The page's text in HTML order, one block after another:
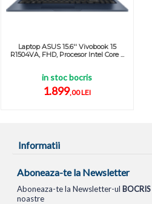
Laptop ASUS 15.6'' Vivobook 15
R1504VA, FHD, Procesor Intel Core ...
in stoc bocris
1.899,00 LEI
Informatii
Aboneaza-te la Newsletter
Aboneaza-te la Newsletter-ul BOCRIS
noastre